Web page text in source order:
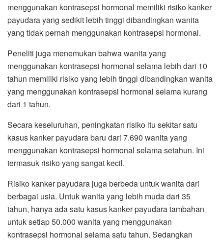
menggunakan kontrasepsi hormonal memiliki risiko kanker
payudara yang sedikit lebih tinggi dibandingkan wanita
yang tidak pernah menggunakan kontrasepsi hormonal.
Peneliti juga menemukan bahwa wanita yang
menggunakan kontrasepsi hormonal selama lebih dari 10
tahun memiliki risiko yang lebih tinggi dibandingkan wanita
yang menggunakan kontrasepsi hormonal selama kurang
dari 1 tahun.
Secara keseluruhan, peningkatan risiko itu sekitar satu
kasus kanker payudara baru dari 7.690 wanita yang
menggunakan kontrasepsi hormonal selama setahun. Ini
termasuk risiko yang sangat kecil.
Risiko kanker payudara juga berbeda untuk wanita dari
berbagai usia. Untuk wanita yang lebih muda dari 35
tahun, hanya ada satu kasus kanker payudara tambahan
untuk setiap 50.000 wanita yang menggunakan
kontrasepsi hormonal selama satu tahun. Sedangkan